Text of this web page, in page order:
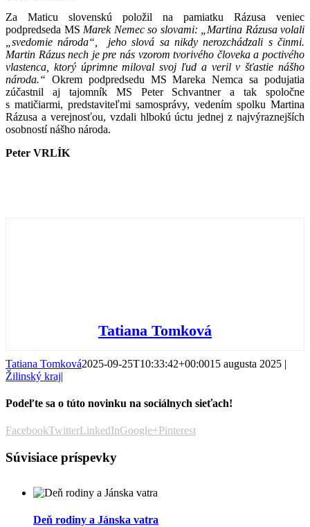
Za Maticu slovenskú položil na pamiatku Rázusa veniec
podpredseda MS Marek Nemec so slovami:
„Martina Rázusa volali
„svedomie národa“, jeho slová sa nikdy nerozchádzali s činmi.
Martin Rázus nech je pre nás vzorom tvorivého človeka a poctivého
vlastenca, ktorý úprimne miloval svoj ľud a veril v šťastie nášho
národa.“ Okrem podpredsedu MS Mareka Nemca sa podujatia
zúčastnil aj tajomník MS Peter Schvantner a tak spoločne
s matičiarmi, predstaviteľmi samosprávy, vedením spolku Martina
Rázusa a verejnosťou, vzdali hlbokú úctu jednej z najvýraznejších
osobností nášho národa.
Peter VRLÍK
Tatiana Tomková
Tatiana Tomková2025-09-25T10:33:42+00:0015 augusta 2025 |
Žilinský kraj|
Podeľte sa o túto novinku na sociálnych sieťach!
FacebookTwitterLinkedInGoogle+Pinterest
Súvisiace príspevky
Deň rodiny a Jánska vatra